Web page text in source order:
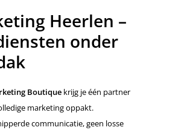
Heerlen –
onder
Boutique krijg je één partner
marketing oppakt.
communicatie, geen losse